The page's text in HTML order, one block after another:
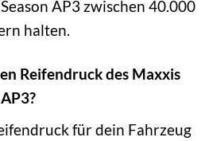
AP3 zwischen 40.000
halten.
Reifendruck des Maxxis
für dein Fahrzeug